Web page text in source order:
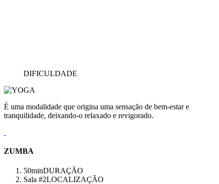
DIFICULDADE
É uma modalidade que origina uma sensação de bem-estar e
tranquilidade, deixando-o relaxado e revigorado.
ZUMBA
50minDURAÇÃO
Sala #2LOCALIZAÇÃO